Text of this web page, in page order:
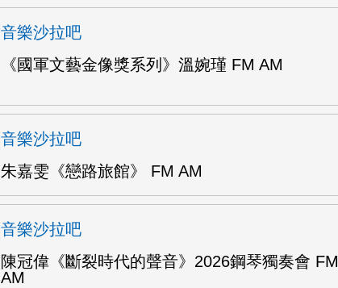
音樂沙拉吧
《國軍文藝金像獎系列》溫婉瑾 FM AM
音樂沙拉吧
朱嘉雯《戀路旅館》 FM AM
音樂沙拉吧
陳冠偉《斷裂時代的聲音》2026鋼琴獨奏會 FM
AM